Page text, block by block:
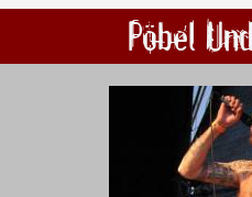
Pöbel